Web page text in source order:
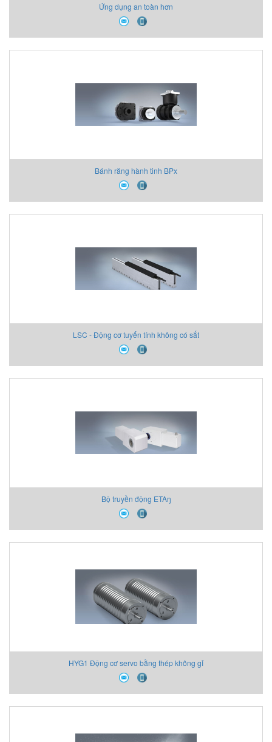
Ứng dụng an toàn hơn
Bánh răng hành tinh BPx
LSC - Động cơ tuyến tính không có sắt
Bộ truyền động ETAŋ
HYG1 Động cơ servo bằng thép không gỉ